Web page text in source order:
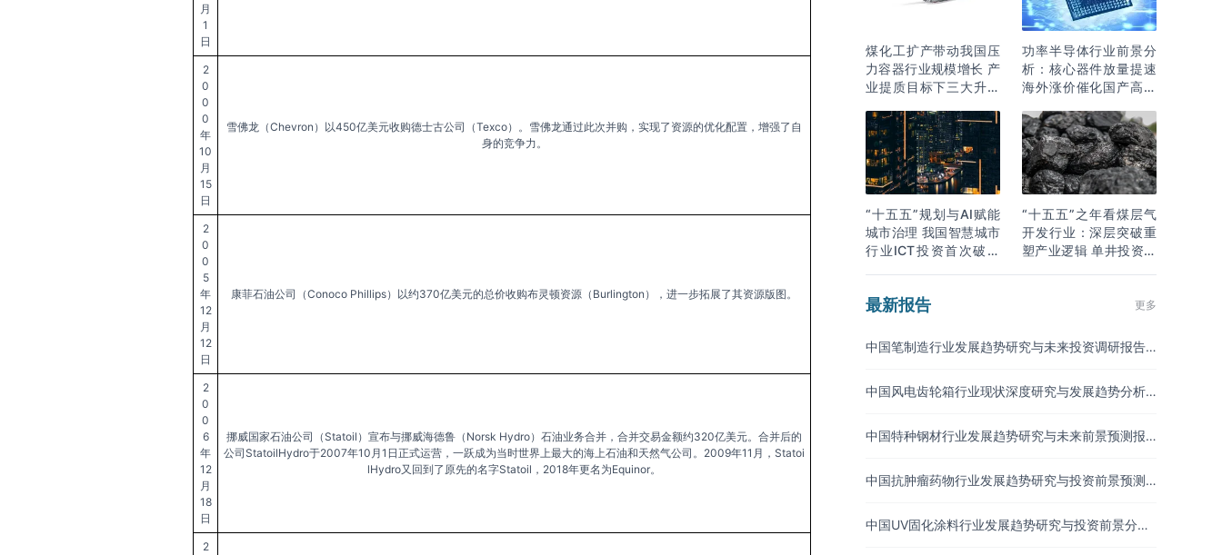
月
1
日
2
0
0
0
年
10
月
15
日
雪佛龙（Chevron）以450亿美元收购德士古公司（Texco）。雪佛龙通过此次并购，实现了资源的优化配置，增强了自
身的竞争力。
2
0
0
5
年
12
月
12
日
康菲石油公司（Conoco Phillips）以约370亿美元的总价收购布灵顿资源（Burlington），进一步拓展了其资源版图。
2
0
0
6
年
12
月
18
日
挪威国家石油公司（Statoil）宣布与挪威海德鲁（Norsk Hydro）石油业务合并，合并交易金额约320亿美元。合并后的
公司StatoilHydro于2007年10月1日正式运营，一跃成为当时世界上最大的海上石油和天然气公司。2009年11月，Statoi
lHydro又回到了原先的名字Statoil，2018年更名为Equinor。
2
煤化工扩产带动我国压
力容器行业规模增长 产
业提质目标下三大升级
功率半导体行业前景分
析：核心器件放量提速
海外涨价催化国产高端
“十五五”规划与AI赋能
城市治理 我国智慧城市
行业ICT投资首次破万
“十五五”之年看煤层气
开发行业：深层突破重
塑产业逻辑 单井投资成
最新报告 更多
中国笔制造行业发展趋势研究与未来投资调研报告
中国风电齿轮箱行业现状深度研究与发展趋势分析
中国特种钢材行业发展趋势研究与未来前景预测报
中国抗肿瘤药物行业发展趋势研究与投资前景预测
中国UV固化涂料行业发展趋势研究与投资前景分析